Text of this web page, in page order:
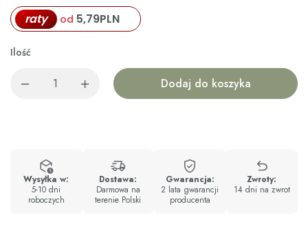
raty od 5,79PLN
Ilość
Dodaj do koszyka
Wysyłka w:
5-10 dni
roboczych
Dostawa:
Darmowa na
terenie Polski
Gwarancja:
2 lata gwarancji
producenta
Zwroty:
14 dni na zwrot